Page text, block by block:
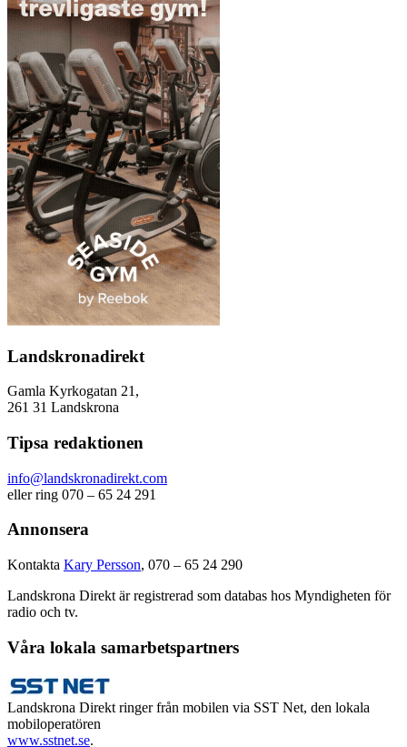
Landskronadirekt
Gamla Kyrkogatan 21,
261 31 Landskrona
Tipsa redaktionen
info@landskronadirekt.com
eller ring 070 – 65 24 291
Annonsera
Kontakta Kary Persson, 070 – 65 24 290
Landskrona Direkt är registrerad som databas hos Myndigheten för
radio och tv.
Våra lokala samarbetspartners
Landskrona Direkt ringer från mobilen via SST Net, den lokala
mobiloperatören
www.sstnet.se.